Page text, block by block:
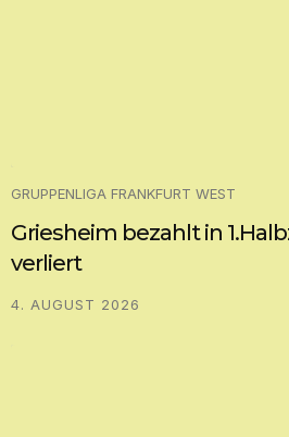
GRUPPENLIGA FRANKFURT WEST
Griesheim bezahlt in
verliert
4. AUGUST 2026